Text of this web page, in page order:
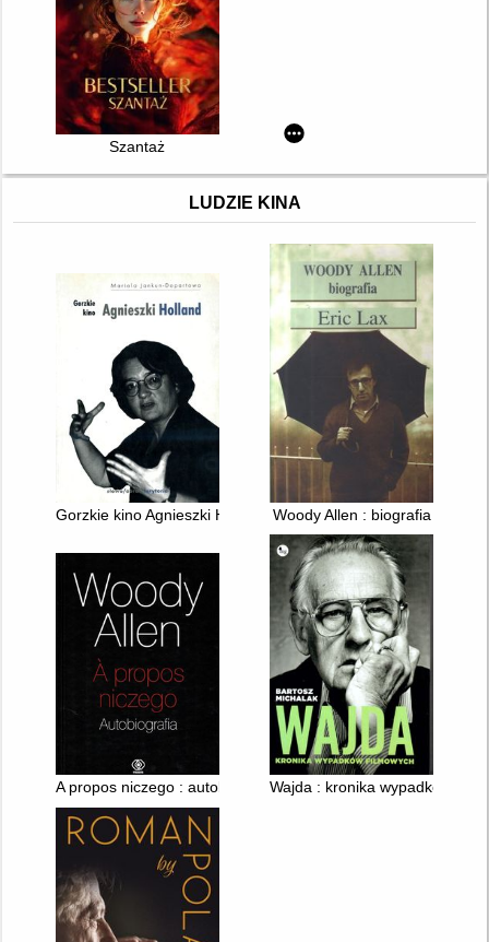
Szantaż
LUDZIE KINA
Gorzkie kino Agnieszki Holland Woody Allen : biografia
A propos niczego : autobiografiaWajda : kronika wypadków